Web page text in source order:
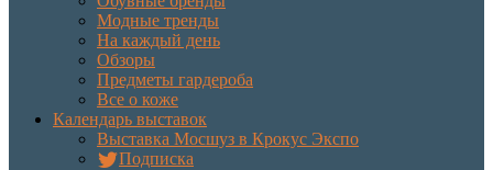
Модные тренды
На каждый день
Обзоры
Предметы гардероба
Все о коже
Календарь выставок
Выставка Мосшуз в Крокус Экспо
Подписка